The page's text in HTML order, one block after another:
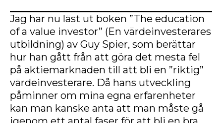
Jag har nu läst ut boken ”The education
of a value investor” (En värdeinvesterares
utbildning) av Guy Spier, som berättar
hur han gått från att göra det mesta fel
på aktiemarknaden till att bli en ”riktig”
värdeinvesterare. Då hans utveckling
påminner om mina egna erfarenheter
kan man kanske anta att man måste gå